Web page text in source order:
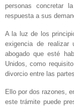
personas concretar
respuesta a sus
A la luz de los
exigencia de
abogado que esté
Unidos, como
divorcio entre las
Ello por dos razones,
este trámite puede